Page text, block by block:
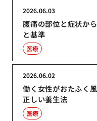
腹痛の部位と症状か
と基準
2026.06.03
医療
働く女性がおたふく
正しい養生法
2026.06.02
医療